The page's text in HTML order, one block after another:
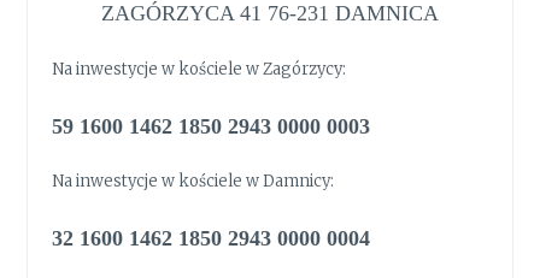
ZAGÓRZYCA 41 76-231 DAMNICA
Na inwestycje w kościele w Zagórzycy:
59 1600 1462 1850 2943 0000 0003
Na inwestycje w kościele w Damnicy:
32 1600 1462 1850 2943 0000 0004